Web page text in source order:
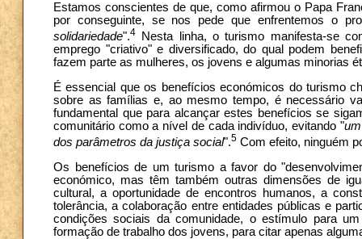
Estamos conscientes de que, como afirmou o Papa
por conseguinte, se nos pede que enfrentemos o
solidariedade".4 Nesta linha, o turismo manifesta-se
emprego "criativo" e diversificado, do qual podem
fazem parte as mulheres, os jovens e algumas minorias
É essencial que os benefícios económicos do turismo
sobre as famílias e, ao mesmo tempo, é necessário
fundamental que para alcançar estes benefícios se
comunitário como a nível de cada indivíduo, evitando "
dos parâmetros da justiça social".5 Com efeito, ninguém
Os benefícios de um turismo a favor do
económico, mas têm também outras dimensões de
cultural, a oportunidade de encontros humanos, a
tolerância, a colaboração entre entidades públicas e
condições sociais da comunidade, o estímulo para
formação de trabalho dos jovens, para citar apenas